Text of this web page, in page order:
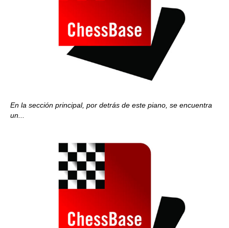
En la sección principal, por detrás de este piano, se encuentra
un...